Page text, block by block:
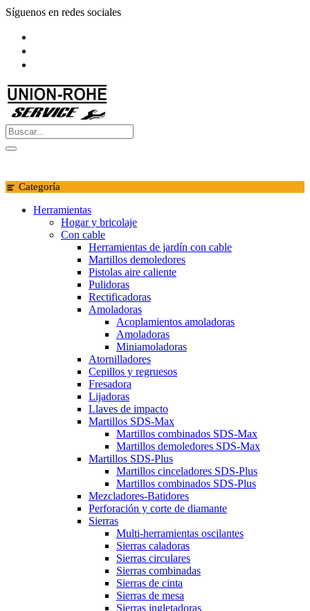
Saltar
contenido
Síguenos en redes sociales
Categoría
Herramientas
Hogar y bricolaje
Con cable
Herramientas de jardín con cable
Martillos demoledores
Pistolas aire caliente
Pulidoras
Rectificadoras
Amoladoras
Acoplamientos amoladoras
Amoladoras
Miniamoladoras
Atornilladores
Cepillos y regruesos
Fresadora
Lijadoras
Llaves de impacto
Martillos SDS-Max
Martillos combinados SDS-Max
Martillos demoledores SDS-Max
Martillos SDS-Plus
Martillos cinceladores SDS-Plus
Martillos combinados SDS-Plus
Mezcladores-Batidores
Perforación y corte de diamante
Sierras
Multi-herramientas oscilantes
Sierras caladoras
Sierras circulares
Sierras combinadas
Sierras de cinta
Sierras de mesa
Sierras ingletadoras